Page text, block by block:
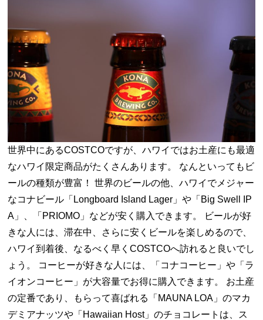
世界中にあるCOSTCOですが、ハワイではお土産にも最適
なハワイ限定商品がたくさんあります。 なんといってもビ
ールの種類が豊富！ 世界のビールの他、ハワイでメジャー
なコナビール「Longboard Island Lager」や「Big Swell IP
A」、「PRIOMO」などが安く購入できます。 ビールが好
きな人には、滞在中、さらに安くビールを楽しめるので、
ハワイ到着後、なるべく早くCOSTCOへ訪れると良いでし
ょう。 コーヒーが好きな人には、「コナコーヒー」や「ラ
イオンコーヒー」が大容量でお得に購入できます。 お土産
の定番であり、もらって喜ばれる「MAUNA LOA」のマカ
デミアナッツや「Hawaiian Host」のチョコレートは、ス